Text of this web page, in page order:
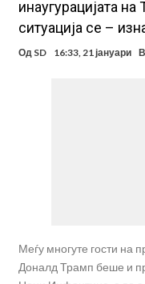
инаугурацијата
ситуација се –
Од SD 16:33, 21 јануари
Меѓу многуте гости на
Доналд Трамп беше и